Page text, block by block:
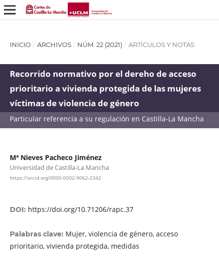
INICIO / ARCHIVOS / NÚM. 22 (2021) / ARTÍCULOS Y NOTAS
Recorrido normativo por el dereho de acceso
prioritario a vivienda protegida de las mujeres
víctimas de violencia de género
Particular referencia a su regulación en Castilla-La Mancha
Mª Nieves Pacheco Jiménez
Universidad de Castilla-La Mancha
https://orcid.org/0000-0002-9062-2342
DOI: https://doi.org/10.71206/rapc.37
Palabras clave: Mujer, violencia de género, acceso
prioritario, vivienda protegida, medidas